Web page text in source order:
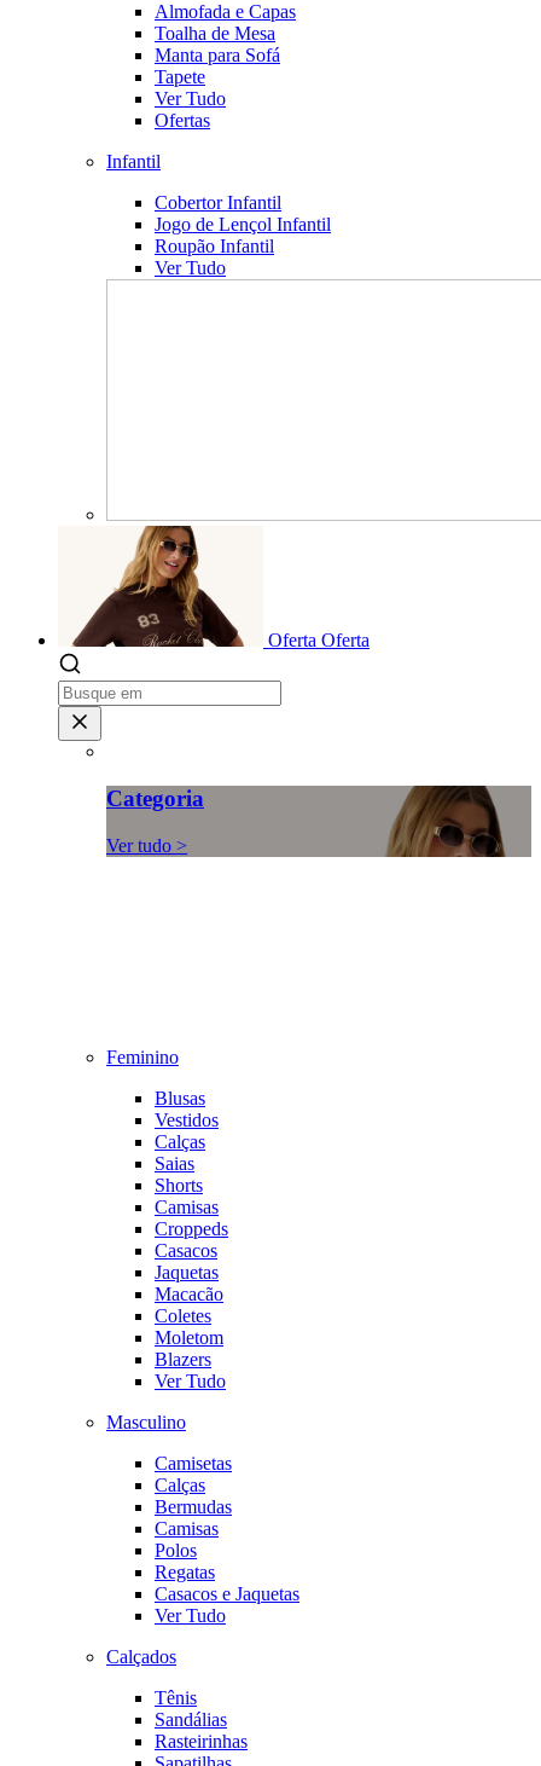
Almofada e Capas
Toalha de Mesa
Manta para Sofá
Tapete
Ver Tudo
Ofertas
Infantil
Cobertor Infantil
Jogo de Lençol Infantil
Roupão Infantil
Ver Tudo
Oferta Oferta
Categoria
Ver tudo >
Feminino
Blusas
Vestidos
Calças
Saias
Shorts
Camisas
Croppeds
Casacos
Jaquetas
Macacão
Coletes
Moletom
Blazers
Ver Tudo
Masculino
Camisetas
Calças
Bermudas
Camisas
Polos
Regatas
Casacos e Jaquetas
Ver Tudo
Calçados
Tênis
Sandálias
Rasteirinhas